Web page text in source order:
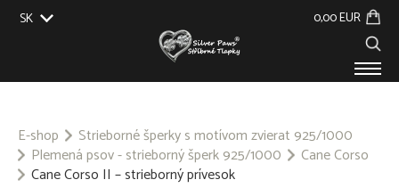
SK
0,00 EUR
O NÁS
GALÉRIA
E-shop
Strieborné šperky s motívom zvierat 925/1000
Plemená psov - strieborný šperk 925/1000
Cane Corso
Cane Corso II – strieborný prívesok